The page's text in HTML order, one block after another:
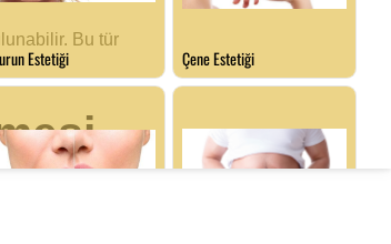
Bu tür